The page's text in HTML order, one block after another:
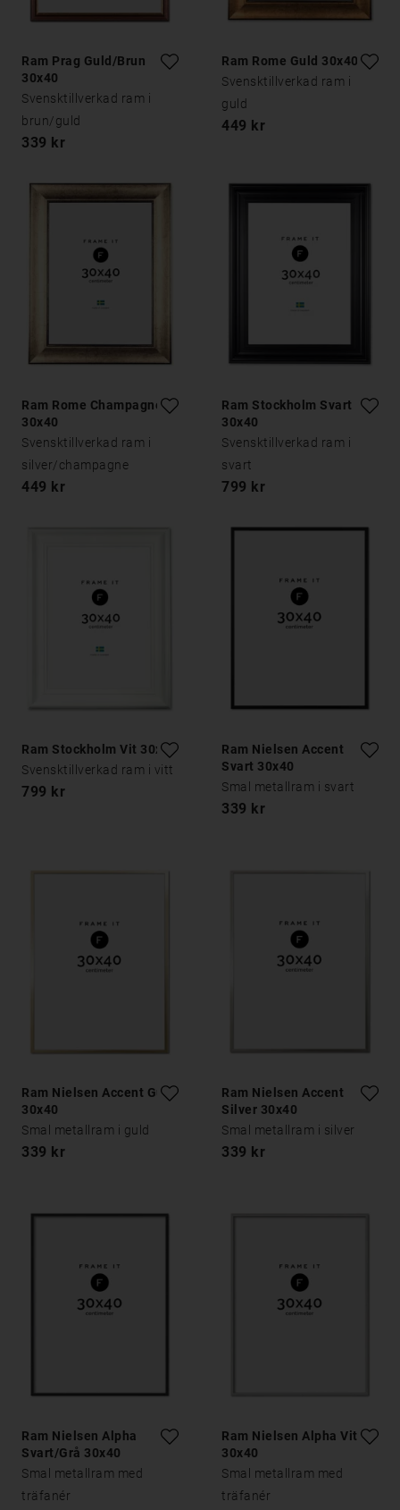
Ram Prag Guld/Brun
30x40
Svensktillverkad ram i
brun/guld
339 kr
Ram Rome Guld 30x40
Svensktillverkad ram i
guld
449 kr
Ram Rome Champagne
30x40
Svensktillverkad ram i
silver/champagne
449 kr
Ram Stockholm Svart
30x40
Svensktillverkad ram i
svart
799 kr
Ram Stockholm Vit 30x40
Svensktillverkad ram i vitt
799 kr
Ram Nielsen Accent
Svart 30x40
Smal metallram i svart
339 kr
Ram Nielsen Accent Guld
30x40
Smal metallram i guld
339 kr
Ram Nielsen Accent
Silver 30x40
Smal metallram i silver
339 kr
Ram Nielsen Alpha
Svart/Grå 30x40
Smal metallram med
träfanér
Ram Nielsen Alpha Vit Ek
30x40
Smal metallram med
träfanér